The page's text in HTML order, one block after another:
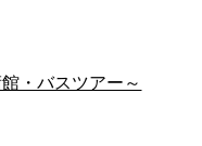
・バスツアー～